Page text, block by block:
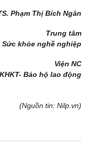
Phạm Thị Bích Ngân
tâm
Sức khỏe nghề nghiệp
NC
KHKT- Bảo hộ lao động
(Nguồn tin: Nilp.vn)